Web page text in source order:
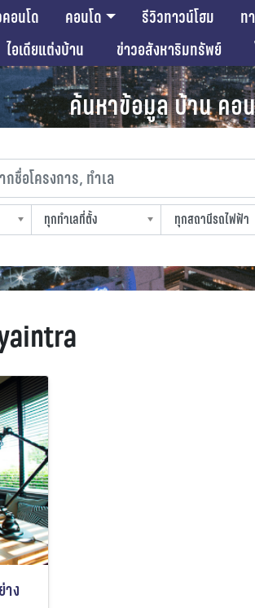
อนโด คอนโด รีวิวทาวน์โฮม ท
ไอเดียแต่งบ้าน ข่าวอสังหาริมทรัพย์
ค้นหาข้อมูล บ้าน คอ
ครงการ, ทำเล
ทุกทำเลที่ตั้ง
ทุกสถานีรถไฟฟ้า
าง